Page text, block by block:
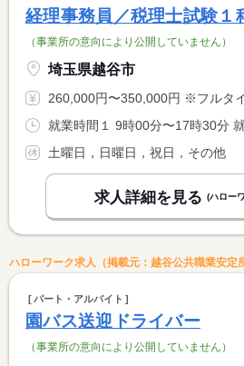
経理事務員／税理士試験１
（事業所の意向により公開していません）
埼玉県越谷市
260,000円〜350,000円 ※フルタイム求人の場合は月額（換算額）、パー
土曜日，日曜日，祝日，その他
求人詳細を見る (ハロー
ハローワーク求人（掲載元：越谷公共職業安定
パート・アルバイト
園バス送迎ドライバー
（事業所の意向により公開していません）